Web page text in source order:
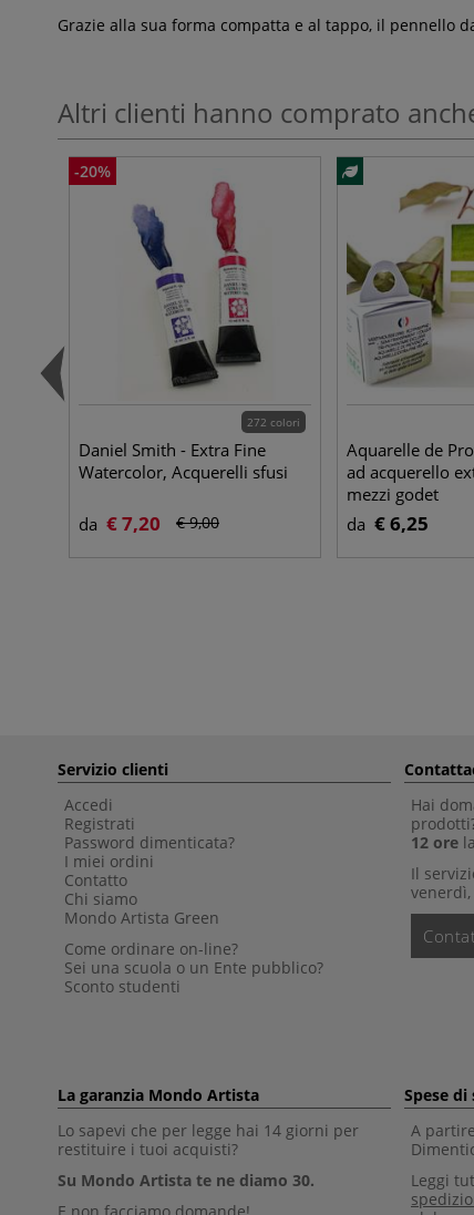
Grazie alla sua forma compatta e al tappo, il pennello
Altri clienti hanno comprato
-20%
272 colori
Daniel Smith - Extra Fine
Watercolor, Acquerelli sfusi
da € 7,20 € 9,00
Aquarelle de
ad acquerello
mezzi godet
da € 6,25
Servizio clienti
Accedi
Registrati
Password dimenticata?
I miei ordini
Contatto
Chi siamo
Mondo Artista Green
Come ordinare on-line?
Sei una scuola o un Ente pubblico?
Sconto studenti
Hai
12 ore
Il
La garanzia Mondo Artista
Lo sapevi che per legge hai 14 giorni per
restituire i tuoi acquisti?
Su Mondo Artista te ne diamo 30.
Spese di
A
Leggi